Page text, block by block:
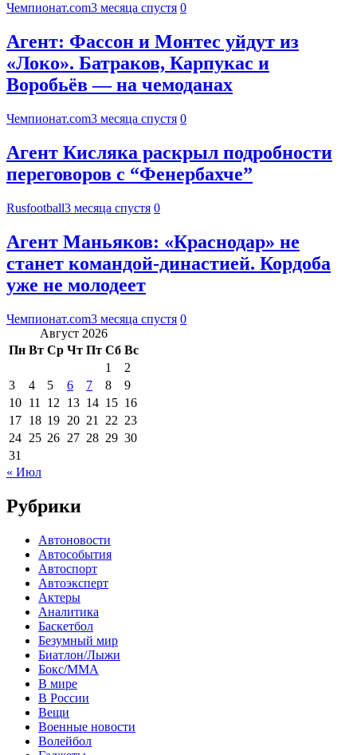
Чемпионат.com3 месяца спустя 0
Агент: Фассон и Монтес уйдут из
«Локо». Батраков, Карпукас и
Воробьёв — на чемоданах
Чемпионат.com3 месяца спустя 0
Агент Кисляка раскрыл подробности
переговоров с “Фенербахче”
Rusfootball3 месяца спустя 0
Агент Маньяков: «Краснодар» не
станет командой-династией. Кордоба
уже не молодеет
Чемпионат.com3 месяца спустя 0
Август 2026
Пн Вт Ср Чт Пт Сб Вс
1
2
3
4 5 6 7 8
9
10 11 12 13 14 15 16
17 18 19 20 21 22 23
24 25 26 27 28 29 30
31
« Июл
Рубрики
Автоновости
Автособытия
Автоспорт
Автоэксперт
Актеры
Аналитика
Баскетбол
Безумный мир
Биатлон/Лыжи
Бокс/MMA
В мире
В России
Вещи
Военные новости
Волейбол